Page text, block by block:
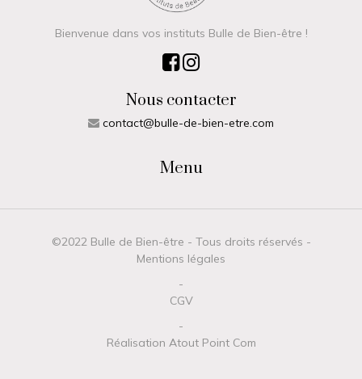
Bienvenue dans vos instituts Bulle de Bien-être !
Nous contacter
contact@bulle-de-bien-etre.com
Menu
©2022 Bulle de Bien-être - Tous droits réservés -
Mentions légales
-
CGV
-
Réalisation Atout Point Com